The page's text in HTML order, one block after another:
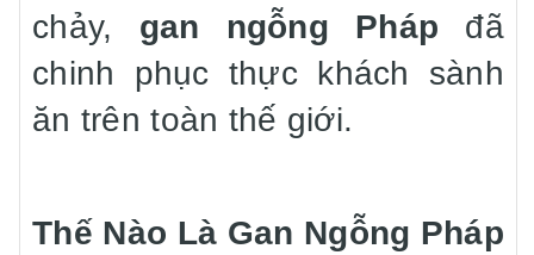
chảy, gan ngỗng Pháp đã
chinh phục thực khách sành
ăn trên toàn thế giới.
Thế Nào Là Gan Ngỗng Pháp